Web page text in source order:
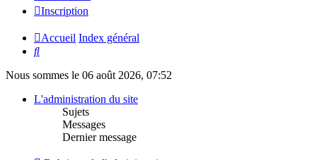
Inscription
Accueil Index général
Rechercher
Nous sommes le 06 août 2026, 07:52
L'administration du site
Sujets
Messages
Dernier message